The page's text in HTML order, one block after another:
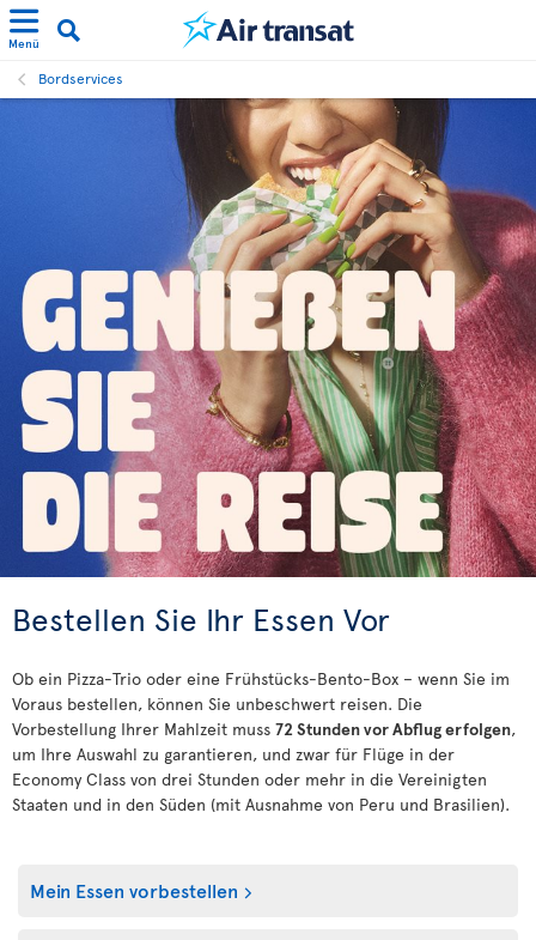
Menü
Bordservices
Bestellen Sie Ihr Essen Vor
Ob ein Pizza-Trio oder eine Frühstücks-Bento-Box – wenn Sie im
Voraus bestellen, können Sie unbeschwert reisen. Die
Vorbestellung Ihrer Mahlzeit muss 72 Stunden vor Abflug erfolgen,
um Ihre Auswahl zu garantieren, und zwar für Flüge in der
Economy Class von drei Stunden oder mehr in die Vereinigten
Staaten und in den Süden (mit Ausnahme von Peru und Brasilien).
Mein Essen vorbestellen